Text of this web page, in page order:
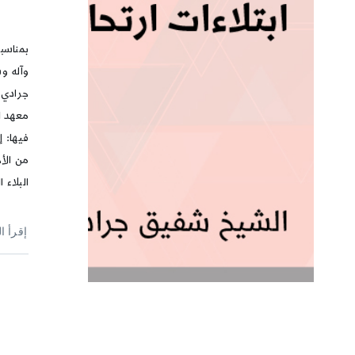
وآله
معهد
فيها:
من
إقرأ